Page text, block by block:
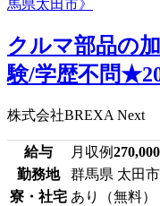
クルマ部品の
験/学歴不問
株式会社BREXA Next
給与 月収例270,000
勤務地
群馬県 太田市
寮・社宅 あり（無料）